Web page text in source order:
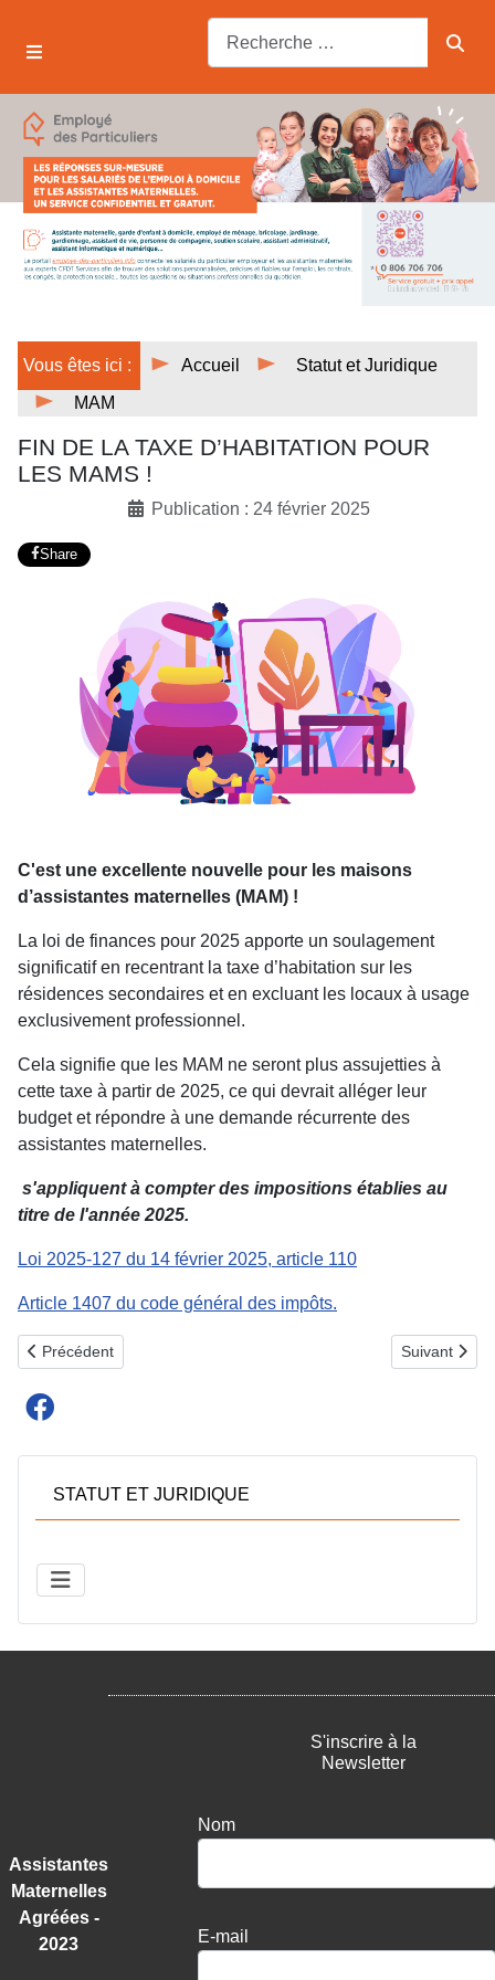
Vous êtes ici : Accueil
Statut et Juridique
MAM
FIN DE LA TAXE D’HABITATION POUR
LES MAMS !
Publication : 24 février 2025
Share
C'est une excellente nouvelle pour les maisons
d’assistantes maternelles (MAM) !
La loi de finances pour 2025 apporte un soulagement
significatif en recentrant la taxe d’habitation sur les
résidences secondaires et en excluant les locaux à usage
exclusivement professionnel.
Cela signifie que les MAM ne seront plus assujetties à
cette taxe à partir de 2025, ce qui devrait alléger leur
budget et répondre à une demande récurrente des
assistantes maternelles.
s'appliquent à compter des impositions établies au
titre de l'année 2025.
Loi 2025-127 du 14 février 2025, article 110
Article 1407 du code général des impôts.
Article précédent : MAM : Le Guide Officiel pour Réussir la
Précédent Article
Suivant
STATUT ET JURIDIQUE
Assistantes
Maternelles
Agréées -
2023
S'inscrire à la
Newsletter
Nom
E-mail